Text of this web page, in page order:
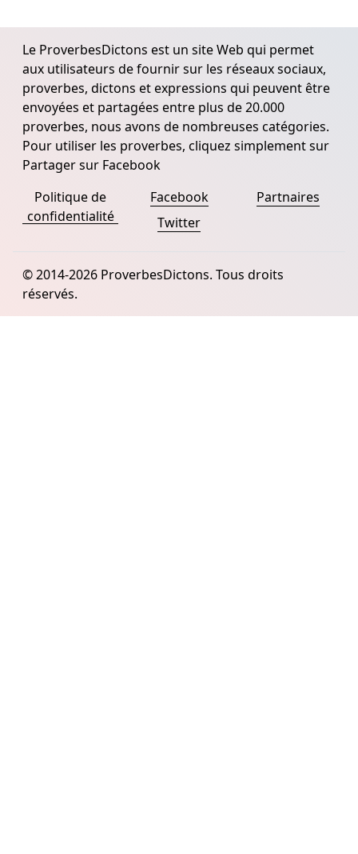
Le ProverbesDictons est un site Web qui permet
aux utilisateurs de fournir sur les réseaux sociaux,
proverbes, dictons et expressions qui peuvent être
envoyées et partagées entre plus de 20.000
proverbes, nous avons de nombreuses catégories.
Pour utiliser les proverbes, cliquez simplement sur
Partager sur Facebook
Politique de
confidentialité
Facebook
Twitter
Partnaires
© 2014-2026 ProverbesDictons. Tous droits
réservés.